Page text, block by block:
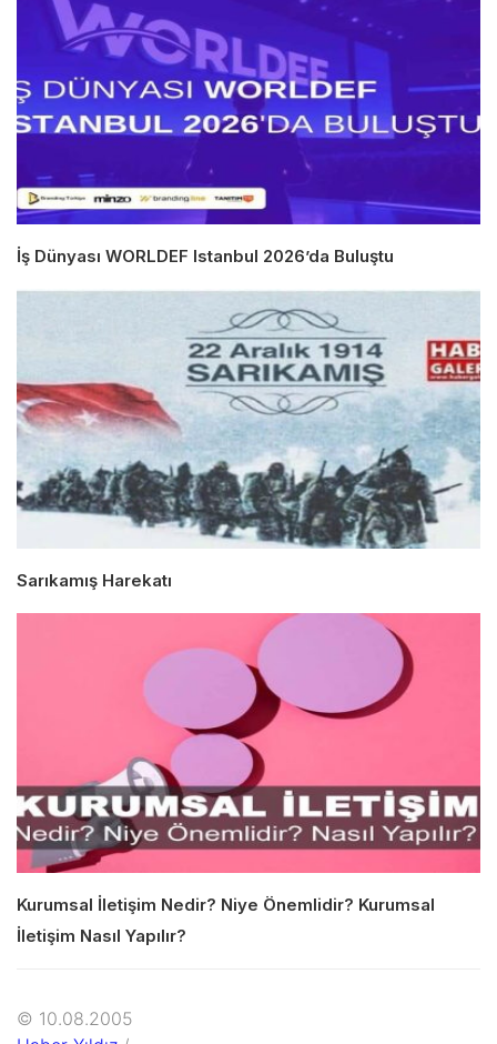
İş Dünyası WORLDEF Istanbul 2026’da Buluştu
Sarıkamış Harekatı
Kurumsal İletişim Nedir? Niye Önemlidir? Kurumsal
İletişim Nasıl Yapılır?
© 10.08.2005